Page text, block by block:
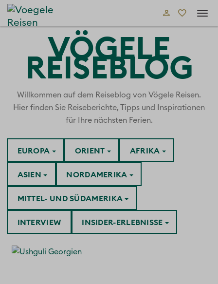
VÖGELE
REISEBLOG
Willkommen auf dem Reiseblog von Vögele Reisen.
Hier finden Sie Reiseberichte, Tipps und Inspirationen
für Ihre nächsten Ferien.
AFRIKA
ASIEN
EUROPA
INSIDER-ERLEBNISSE
INTERVIEW
MITTEL- UND SÜDAMERIKA
NORDAMERIKA
ORIENT